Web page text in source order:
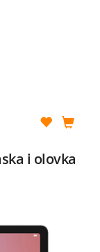
i olovka